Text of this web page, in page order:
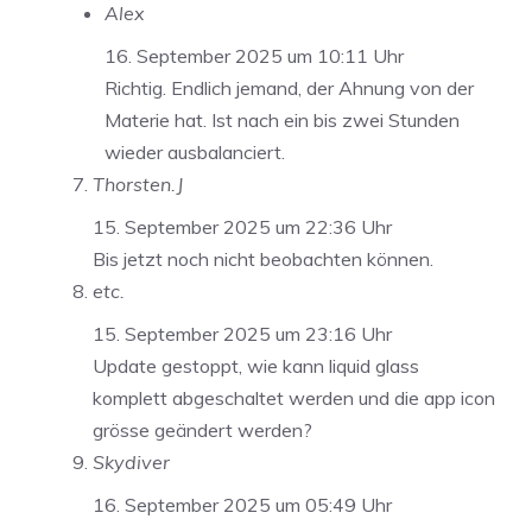
Alex
16. September 2025 um 10:11 Uhr
Richtig. Endlich jemand, der Ahnung von der
Materie hat. Ist nach ein bis zwei Stunden
wieder ausbalanciert.
Thorsten.J
15. September 2025 um 22:36 Uhr
Bis jetzt noch nicht beobachten können.
etc.
15. September 2025 um 23:16 Uhr
Update gestoppt, wie kann liquid glass
komplett abgeschaltet werden und die app icon
grösse geändert werden?
Skydiver
16. September 2025 um 05:49 Uhr